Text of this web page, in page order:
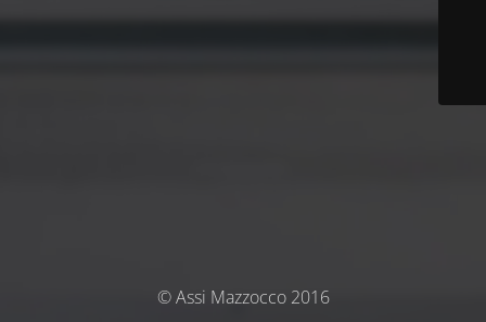
© Assi Mazzocco 2016